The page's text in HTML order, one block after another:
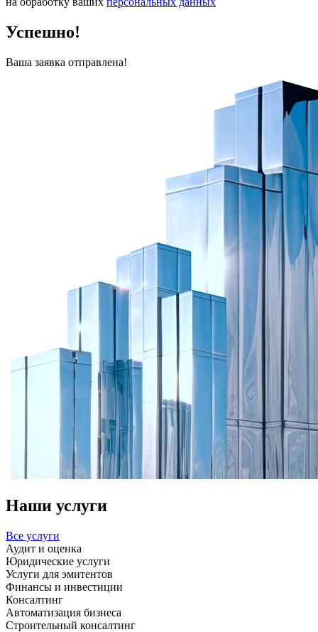
Успешно!
Ваша заявка отправлена!
Наши услуги
Все услуги
Аудит и оценка
Юридические услуги
Услуги для эмитентов
Финансы и инвестиции
Консалтинг
Автоматизация бизнеса
Строительный консалтинг